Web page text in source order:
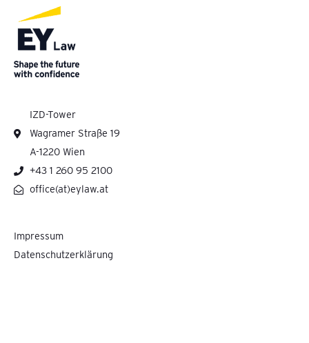
IZD-Tower
Wagramer Straße 19
A-1220 Wien
+43 1 260 95 2100
office(at)eylaw.at
Impressum
Datenschutzerklärung